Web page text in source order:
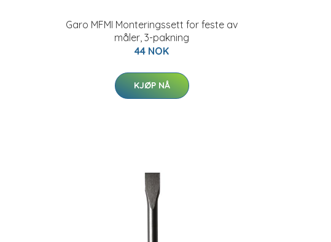
Garo MFMI Monteringssett for feste av
måler, 3-pakning
44 NOK
KJØP NÅ